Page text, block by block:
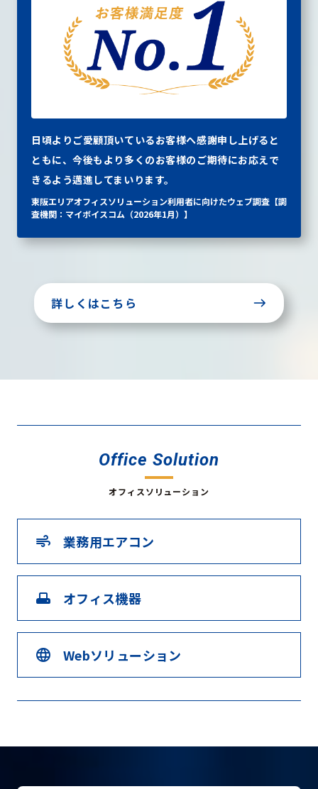
日頃よりご愛顧頂いているお客様へ感謝申し上げると
ともに、今後もより多くのお客様のご期待にお応えで
きるよう邁進してまいります。
東阪エリアオフィスソリューション利用者に向けたウェブ調査【調
査機関：マイボイスコム（2026年1月）】
詳しくはこちら east
Office Solution
オフィスソリューション
air 業務用エアコン
adf_scanner オフィス機器
language Webソリューション